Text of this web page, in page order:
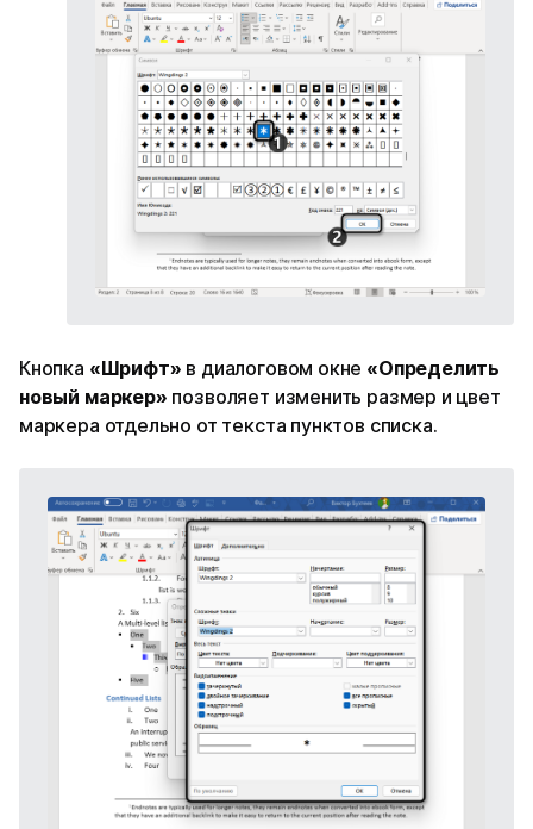
Кнопка «Шрифт» в диалоговом окне «Определить
новый маркер» позволяет изменить размер и цвет
маркера отдельно от текста пунктов списка.